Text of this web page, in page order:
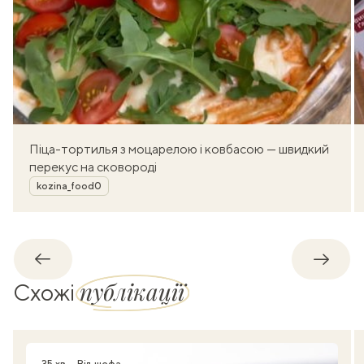
Піца-тортилья з моцарелою і ковбасою — швидкий
перекус на сковороді
Автор
kozina_food0
Назад
Схожіпублікації